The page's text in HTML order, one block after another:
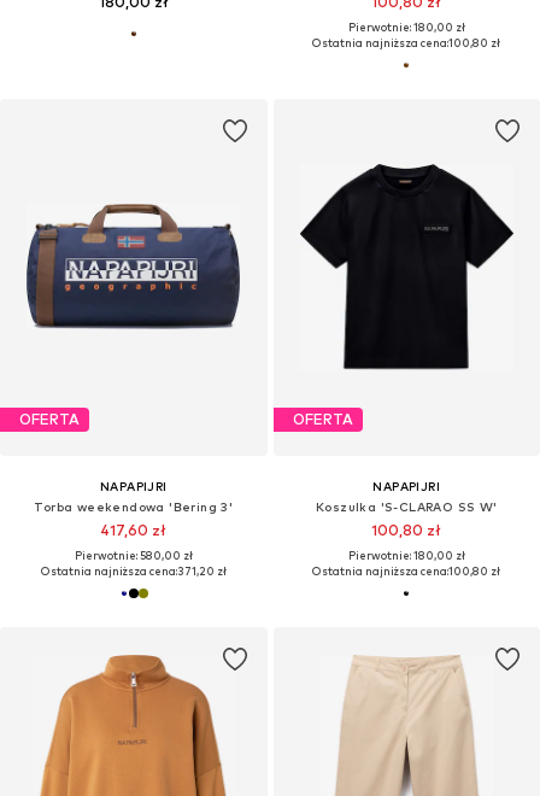
Pierwotnie: 180,00 zł
Ostatnia najniższa cena:100,80 zł
OFERTA
NAPAPIJRI
Torba weekendowa 'Bering 3'
417,60 zł
Pierwotnie: 580,00 zł
Ostatnia najniższa cena:371,20 zł
OFERTA
NAPAPIJRI
Koszulka 'S-CLARAO SS W'
100,80 zł
Pierwotnie: 180,00 zł
Ostatnia najniższa cena:100,80 zł